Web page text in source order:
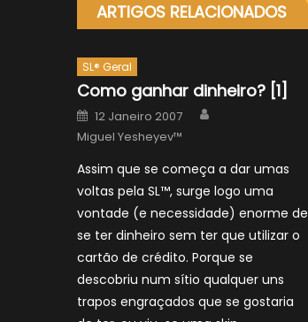
ARTIGOS RELACIONADOS
SL® Geral
Como ganhar dinheiro? [1]
Posted
on
12 Janeiro 2007
Miguel Yesheyev™
Assim que se começa a dar umas
voltas pela SL™, surge logo uma
vontade (e necessidade) enorme de
se ter dinheiro sem ter que utilizar o
cartão de crédito. Porque se
descobriu num sítio qualquer uns
trapos engraçados que se gostaria